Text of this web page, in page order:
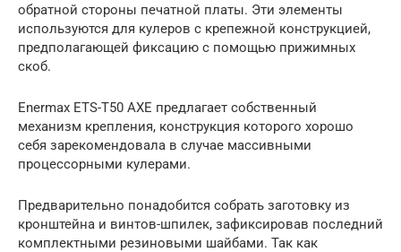
обратной стороны печатной платы. Эти элементы
используются для кулеров с крепежной конструкцией,
предполагающей фиксацию с помощью прижимных
скоб.
Enermax ETS-T50 AXE предлагает собственный
механизм крепления, конструкция которого хорошо
себя зарекомендовала в случае массивными
процессорными кулерами.
Предварительно понадобится собрать заготовку из
кронштейна и винтов-шпилек, зафиксировав последний
комплектными резиновыми шайбами. Так как